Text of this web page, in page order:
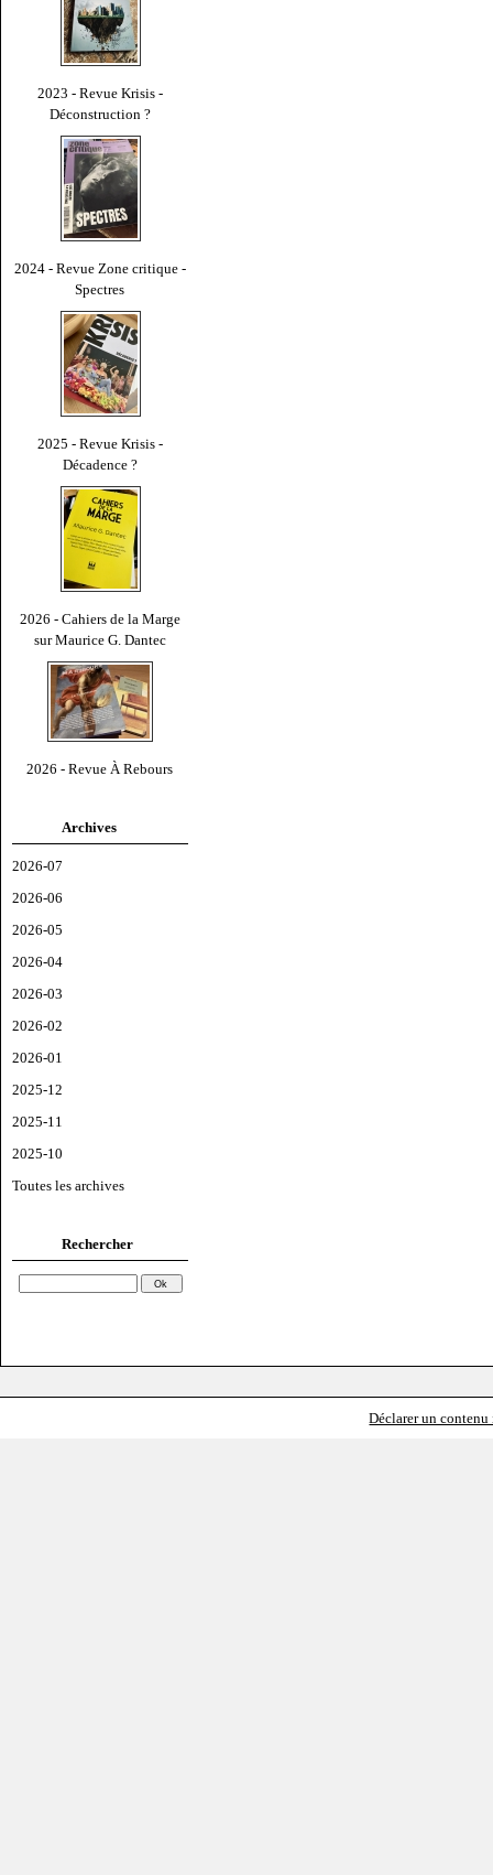
2023 - Revue Krisis -
Déconstruction ?
2024 - Revue Zone critique -
Spectres
2025 - Revue Krisis -
Décadence ?
2026 - Cahiers de la Marge
sur Maurice G. Dantec
2026 - Revue À Rebours
Archives
2026-07
2026-06
2026-05
2026-04
2026-03
2026-02
2026-01
2025-12
2025-11
2025-10
Toutes les archives
Rechercher
Déclarer un